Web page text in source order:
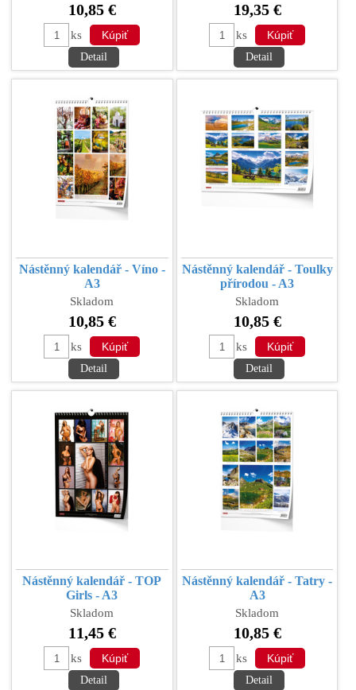
10,85 €
ks
Detail
19,35 €
ks
Detail
Nástěnný kalendář - Víno -
A3
Skladom
10,85 €
ks
Detail
Nástěnný kalendář - Toulky
přírodou - A3
Skladom
10,85 €
ks
Detail
Nástěnný kalendář - TOP
Girls - A3
Skladom
11,45 €
ks
Detail
Nástěnný kalendář - Tatry -
A3
Skladom
10,85 €
ks
Detail